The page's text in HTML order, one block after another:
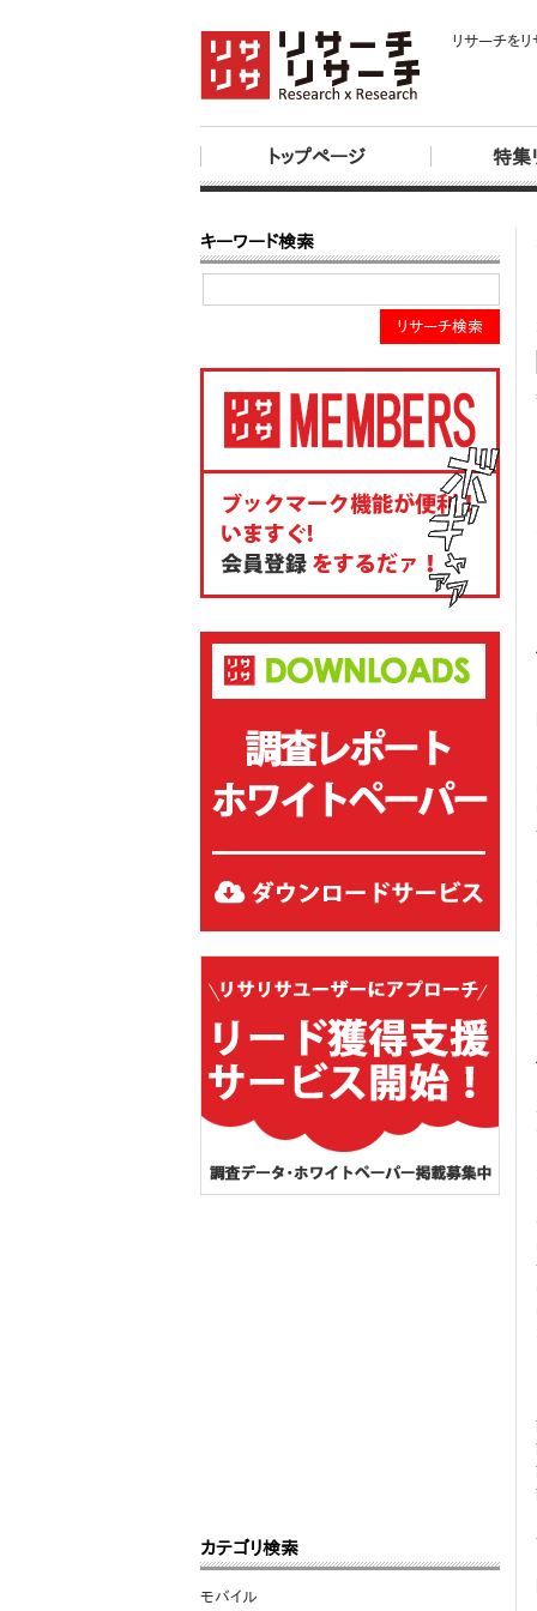
リサーチを
トップページ 特集
キーワード検索
リサーチ検索
カテゴリ検索
モバイル